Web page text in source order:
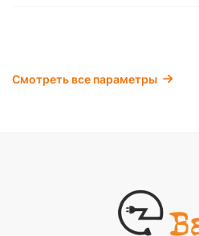
Смотреть все параметры